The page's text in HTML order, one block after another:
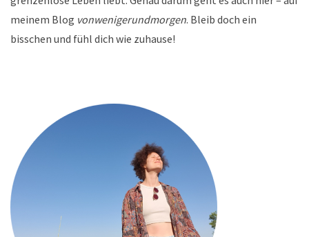
meinem Blog vonwenigerundmorgen. Bleib doch ein
bisschen und fühl dich wie zuhause!